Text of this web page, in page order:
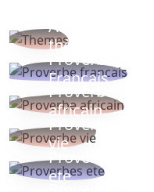
Autres
thèmes
Proverbe
Français
Proverbe
africain
Proverbe
vie
Proverbes
ete